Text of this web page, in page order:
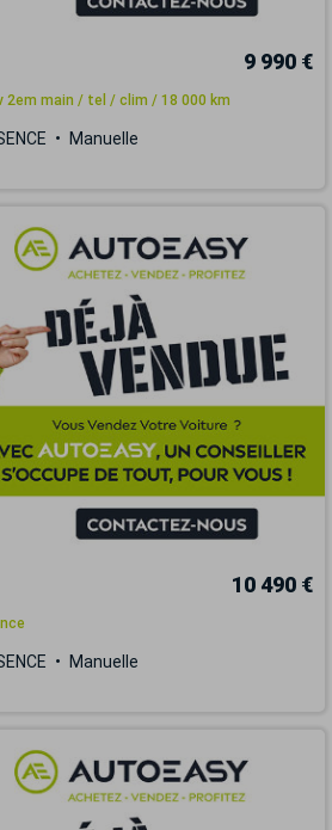
9 990 €
2em main / tel / clim / 18 000 km
Manuelle
10 490 €
Manuelle